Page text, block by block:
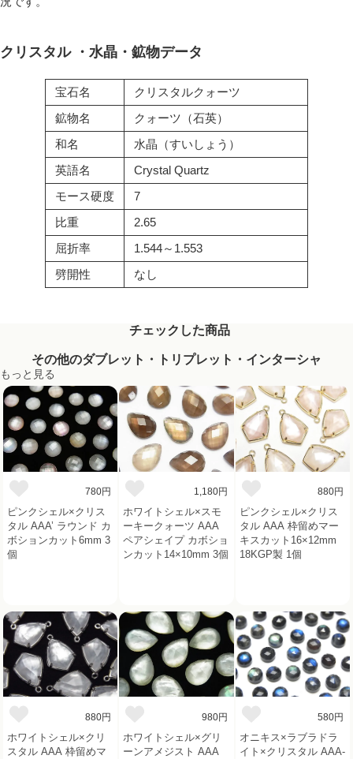
クリスタル ・水晶・鉱物データ
宝石名
クリスタルクォーツ
鉱物名
クォーツ（石英）
和名
水晶（すいしょう）
英語名
Crystal Quartz
モース硬度
7
比重
2.65
屈折率
1.544～1.553
劈開性
なし
チェックした商品
その他のダブレット・トリプレット・インターシャ
もっと見る
780円
ピンクシェル×クリス
タル AAA’ ラウンド カ
ボションカット6mm 3
個
1,180円
ホワイトシェル×スモ
ーキークォーツ AAA
ペアシェイプ カボショ
ンカット14×10mm 3個
880円
ピンクシェル×クリス
タル AAA 枠留めマー
キスカット16×12mm
18KGP製 1個
880円
ホワイトシェル×クリ
スタル AAA 枠留めマ
980円
ホワイトシェル×グリ
ーンアメジスト AAA
580円
オニキス×ラブラドラ
イト×クリスタル AAA-